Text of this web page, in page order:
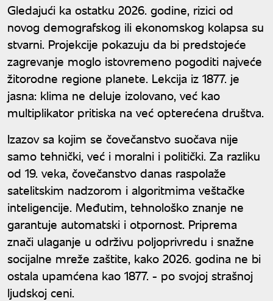
Gledajući ka ostatku 2026. godine, rizici od
novog demografskog ili ekonomskog kolapsa su
stvarni. Projekcije pokazuju da bi predstojeće
zagrevanje moglo istovremeno pogoditi najveće
žitorodne regione planete. Lekcija iz 1877. je
jasna: klima ne deluje izolovano, već kao
multiplikator pritiska na već opterećena društva.
Izazov sa kojim se čovečanstvo suočava nije
samo tehnički, već i moralni i politički. Za razliku
od 19. veka, čovečanstvo danas raspolaže
satelitskim nadzorom i algoritmima veštačke
inteligencije. Međutim, tehnološko znanje ne
garantuje automatski i otpornost. Priprema
znači ulaganje u održivu poljoprivredu i snažne
socijalne mreže zaštite, kako 2026. godina ne bi
ostala upamćena kao 1877. - po svojoj strašnoj
ljudskoj ceni.